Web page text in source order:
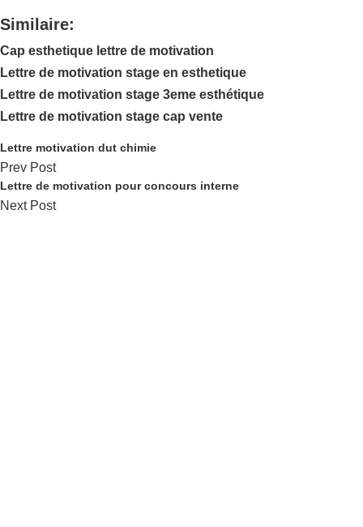
Similaire:
Cap esthetique lettre de motivation
Lettre de motivation stage en esthetique
Lettre de motivation stage 3eme esthétique
Lettre de motivation stage cap vente
Lettre motivation dut chimie
Prev Post
Lettre de motivation pour concours interne
Next Post